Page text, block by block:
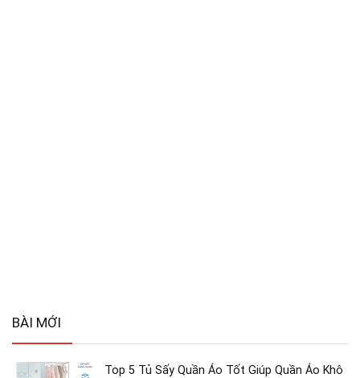
BÀI MỚI
Top 5 Tủ Sấy Quần Áo Tốt Giúp Quần Áo Khô